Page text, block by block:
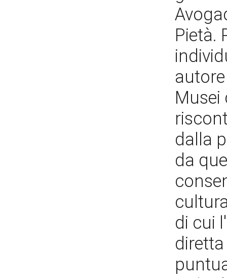
Pietà.
autore
Musei
dalla
da
di cui